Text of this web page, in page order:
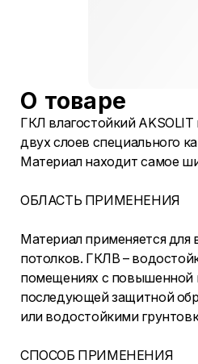
О товаре
ГКЛ влагостойкий
двух слоев специального
Материал находит самое
ОБЛАСТЬ ПРИМЕНЕНИЯ
Материал применяется для
потолков. ГКЛВ –
помещениях с повышенной
последующей защитной
или водостойкими
СПОСОБ ПРИМЕНЕНИЯ